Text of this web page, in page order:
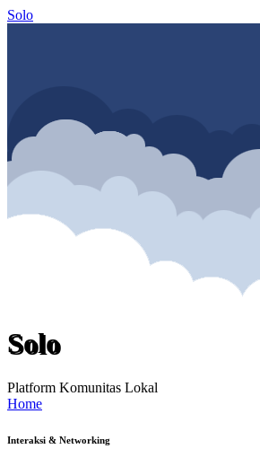
Solo
Solo
Platform Komunitas Lokal
Home
Interaksi & Networking